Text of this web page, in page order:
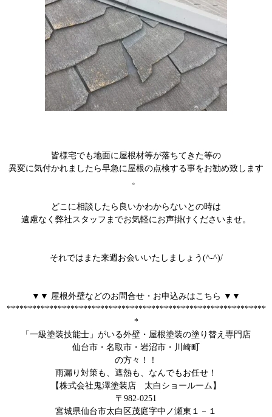
皆様宅でも地面に屋根材等が落ちてきた等の
異変に気付かれましたら早急に屋根の点検する事をお勧め致します
。
どこに相談したら良いかわからないとの時は
遠慮なく弊社スタッフまでお気軽にお声掛けくださいませ。
それではまた来週お会いいたしましょう(^-^)/
▼▼ 屋根外壁などのお問合せ・お申込みはこちら ▼▼
*************************************************************
*
「一級塗装技能士」がいる外壁・屋根塗装の塗り替え専門店
仙台市・名取市・岩沼市・川崎町
の方々！！
雨漏り対策も、遮熱も、なんでもお任せ！
【株式会社鬼澤塗装店 太白ショールーム】
〒982-0251
宮城県仙台市太白区茂庭字中ノ瀬東１－１